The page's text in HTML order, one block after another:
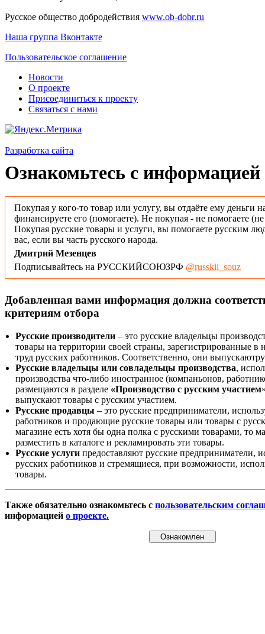
Русское общество добродействия www.ob-dobr.ru
Наша группа Вконтакте
Пользовательское соглашение
Новости
О проекте
Присоединиться к проекту
Связаться с нами
Разработка сайта
Ознакомьтесь с информацией
Покупая у кого-то товар или услугу, вы отдаёте ему деньги
финансируете его (помогаете). Не покупая - не помогаете
Покупая русские товары и услуги, вы помогаете русским
вас, если вы часть русского народа.
Дмитрий Мезенцев
Подписывайтесь на РУССКИЙСОЮЗРФ @russkii_souz
Добавленная вами информация должна
критериям отбора
Русские производители – это русские владельцы
товары на территории своей страны, зарегистрированные
труд русских работников. Соответственно, они
Русские владельцы или совладельцы производства,
производства что-либо иностранное (компаньонов,
размещаются в разделе «Производство с русским участием
выпускают товары с русским участием.
Русские продавцы – это русские предприниматели,
работников и продающие русские товары или товары с
магазине есть хотя бы одна полка с русскими товарами, то
разместить в каталоге и рекламировать эти товары.
Русские услуги предоставляют русские предприниматели,
русских работников и стремящиеся, при возможности,
товары.
Также обязательно ознакомьтесь с пользовательским
информацией о проекте.
Ознакомлен